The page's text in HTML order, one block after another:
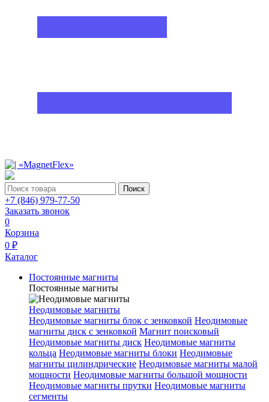
Поиск
+7 (846) 979-77-50
Заказать звонок
0
Корзина
0 ₽
Каталог
Постоянные магниты
Постоянные магниты
Неодимовые магниты
Неодимовые магниты блок с зенковкой Неодимовые
магниты диск с зенковкой Магнит поисковый
Неодимовые магниты диск Неодимовые магниты
кольца Неодимовые магниты блоки Неодимовые
магниты цилиндрические Неодимовые магниты малой
мощности Неодимовые магниты большой мощности
Неодимовые магниты прутки Неодимовые магниты
сегменты